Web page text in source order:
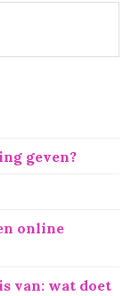
geven?
online
van: wat doet